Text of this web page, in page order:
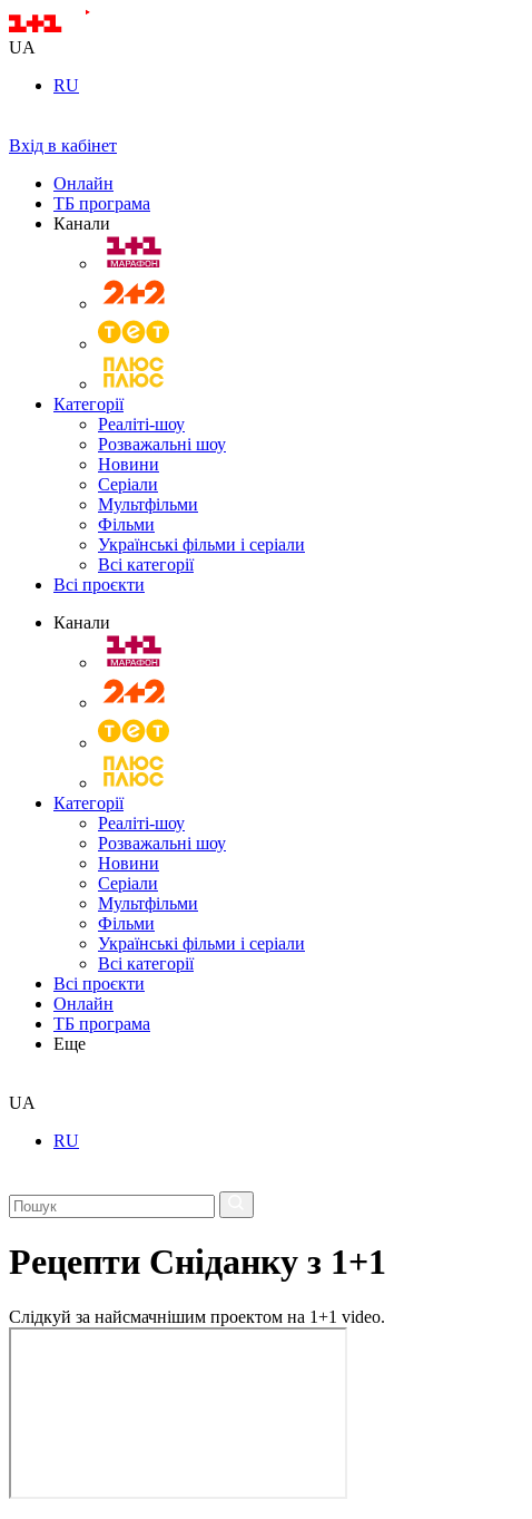
UA
RU
Вхід в кабінет
Онлайн
ТБ програма
Канали
Категорії
Реаліті-шоу
Розважальні шоу
Новини
Серіали
Мультфільми
Фільми
Українські фільми і серіали
Всі категорії
Всі проєкти
Канали
Категорії
Реаліті-шоу
Розважальні шоу
Новини
Серіали
Мультфільми
Фільми
Українські фільми і серіали
Всі категорії
Всі проєкти
Онлайн
ТБ програма
Еще
UA
RU
Рецепти Сніданку з 1+1
Слідкуй за найсмачнішим проектом на 1+1 video.